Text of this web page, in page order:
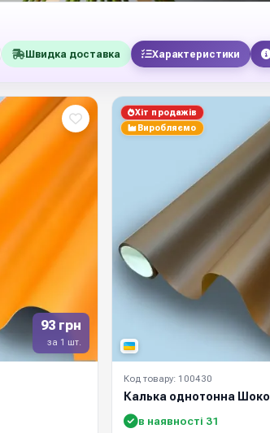
Швидка доставка Характеристики
93 грн
за 1 шт.
Хіт продажів
Виробляємо
Код товару: 100430
Калька однотонна
в наявності 31